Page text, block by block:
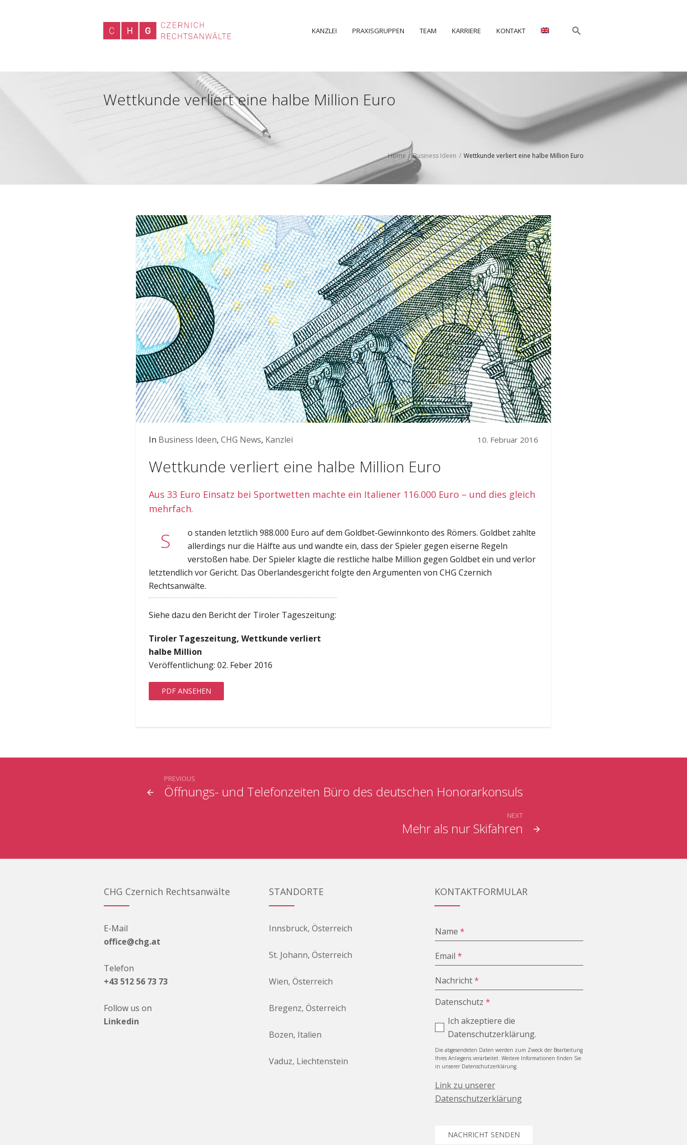
KANZLEI PRAXISGRUPPEN TEAM KARRIERE KONTAKT
Wettkunde verliert eine halbe Million Euro
Home / Business Ideen / Wettkunde verliert eine halbe Million Euro
In Business Ideen, CHG News, Kanzlei 10. Februar 2016
Wettkunde verliert eine halbe Million Euro
Aus 33 Euro Einsatz bei Sportwetten machte ein Italiener 116.000 Euro – und dies gleich
mehrfach.
S
o standen letztlich 988.000 Euro auf dem Goldbet-Gewinnkonto des Römers. Goldbet zahlte
allerdings nur die Hälfte aus und wandte ein, dass der Spieler gegen eiserne Regeln
verstoßen habe. Der Spieler klagte die restliche halbe Million gegen Goldbet ein und verlor
letztendlich vor Gericht. Das Oberlandesgericht folgte den Argumenten von CHG Czernich
Rechtsanwälte.
Siehe dazu den Bericht der Tiroler Tageszeitung:
Tiroler Tageszeitung, Wettkunde verliert
halbe Million
Veröffentlichung: 02. Feber 2016
PDF ANSEHEN
Öffnungs- und Telefonzeiten Büro des deutschen Honorarkonsuls
PREVIOUS
Mehr als nur Skifahren
NEXT
CHG Czernich Rechtsanwälte
E-Mail
office@chg.at
Telefon
+43 512 56 73 73
Follow us on
Linkedin
STANDORTE
Innsbruck, Österreich
St. Johann, Österreich
Wien, Österreich
Bregenz, Österreich
Bozen, Italien
Vaduz, Liechtenstein
KONTAKTFORMULAR
Name *
Email *
Nachricht*
Datenschutz *
Ich akzeptiere die
Datenschutzerklärung.
Die abgesendeten Daten werden zum Zweck der Bearbeitung
Ihres Anliegens verarbeitet. Weitere Informationen finden Sie
in unserer Datenschutzerklärung.
Link zu unserer
Datenschutzerklärung
NACHRICHT SENDEN